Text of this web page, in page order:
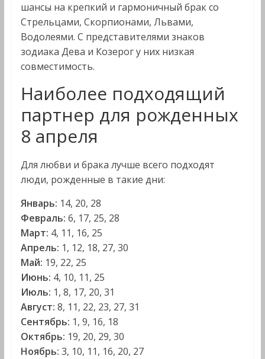
шансы на крепкий и гармоничный брак со
Стрельцами, Скорпионами, Львами,
Водолеями. С представителями знаков
зодиака Дева и Козерог у них низкая
совместимость.
Наиболее подходящий
партнер для рожденных
8 апреля
Для любви и брака лучше всего подходят
люди, рожденные в такие дни:
Январь: 14, 20, 28
Февраль: 6, 17, 25, 28
Март: 4, 11, 16, 25
Апрель: 1, 12, 18, 27, 30
Май: 19, 22, 25
Июнь: 4, 10, 11, 25
Июль: 1, 8, 17, 20, 31
Август: 8, 11, 22, 23, 27, 31
Сентябрь: 1, 9, 16, 18
Октябрь: 19, 20, 29, 30
Ноябрь: 3, 10, 11, 16, 20, 27